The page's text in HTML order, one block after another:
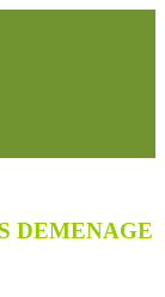
DEMENAGE